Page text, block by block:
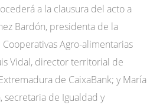
a la clausura del acto a
Bardón, presidenta de la
Agro-alimentarias
Vidal, director territorial de
de CaixaBank; y María
secretaria de Igualdad y